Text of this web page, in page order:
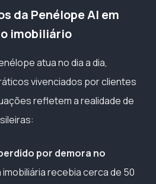
da Penélope AI em
imobiliário
atua no dia a dia,
vivenciados por clientes
refletem a realidade de
por demora no
imobiliária recebia cerca de 50